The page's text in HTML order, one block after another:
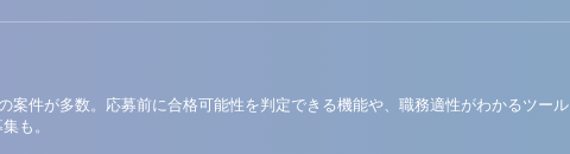
件が多数。応募前に合格可能性を判定できる機能や、職務適性がわかるツール
も。